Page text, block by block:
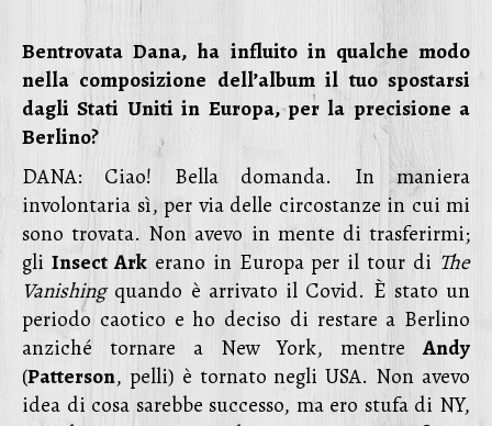
Bentrovata Dana, ha influito in qualche modo
nella composizione dell’album il tuo spostarsi
dagli Stati Uniti in Europa, per la precisione a
Berlino?
DANA: Ciao! Bella domanda. In maniera
involontaria sì, per via delle circostanze in cui mi
sono trovata. Non avevo in mente di trasferirmi;
gli Insect Arkerano in Europa per il tour di The
Vanishingquando è arrivato il Covid. È stato un
periodo caotico e ho deciso di restare a Berlino
anziché tornare a New York, mentreAndy
(Patterson, pelli) è tornato negli USA. Non avevo
idea di cosa sarebbe successo, ma ero stufa di NY,